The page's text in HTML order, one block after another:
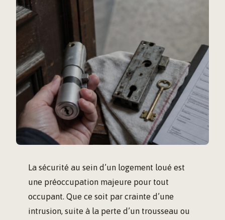
La sécurité au sein d’un logement loué est
une préoccupation majeure pour tout
occupant. Que ce soit par crainte d’une
intrusion, suite à la perte d’un trousseau ou